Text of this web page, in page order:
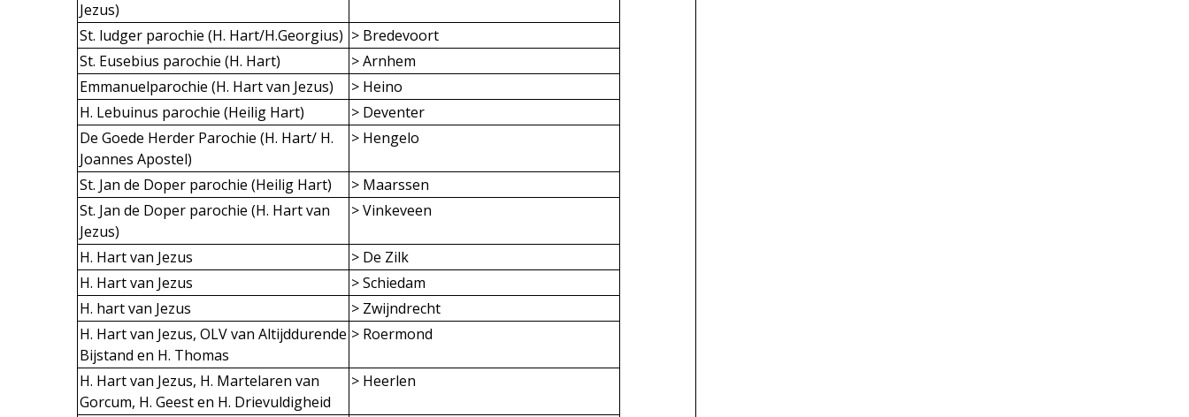
Jezus)
St. ludger parochie (H. Hart/H.Georgius) > Bredevoort
St. Eusebius parochie (H. Hart)
> Arnhem
Emmanuelparochie (H. Hart van Jezus)
> Heino
H. Lebuinus parochie (Heilig Hart)
> Deventer
De Goede Herder Parochie (H. Hart/ H.
Joannes Apostel)
> Hengelo
St. Jan de Doper parochie (Heilig Hart)
> Maarssen
St. Jan de Doper parochie (H. Hart van
Jezus)
> Vinkeveen
H. Hart van Jezus
> De Zilk
H. Hart van Jezus
> Schiedam
H. hart van Jezus
> Zwijndrecht
H. Hart van Jezus, OLV van Altijddurende
Bijstand en H. Thomas
> Roermond
H. Hart van Jezus, H. Martelaren van
Gorcum, H. Geest en H. Drievuldigheid
> Heerlen